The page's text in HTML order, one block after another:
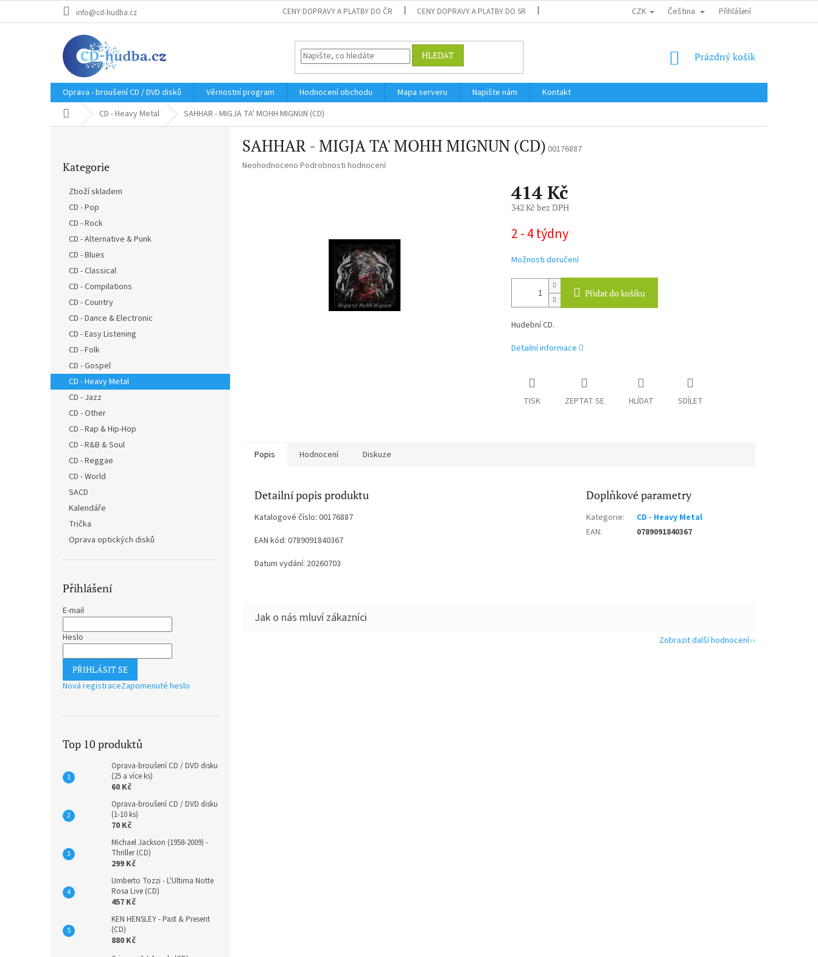
info@cd-hudba.cz CENY DOPRAVY A PLATBY DO ČR CENY DOPRAVY A PLATBY DO SR DOPRAVA DO EU / INTERNATIONAL SHIPPING OBCHODNÍ PODMÍNKY
CZK Čeština Přihlášení
HLEDAT
NÁKUPNÍ
Prázdný košík
Oprava - broušení CD / DVD disků Věrnostní program Hodnocení obchodu Mapa serveru Napište nám
Kontakt
Domů CD - Heavy Metal SAHHAR - MIGJA TA' MOHH MIGNUN (CD)
kategorie
Kategorie
Zboží skladem
CD - Pop
CD - Rock
CD - Alternative & Punk
CD - Blues
CD - Classical
CD - Compilations
CD - Country
CD - Dance & Electronic
CD - Easy Listening
CD - Folk
CD - Gospel
CD - Heavy Metal
CD - Jazz
CD - Other
CD - Rap & Hip-Hop
CD - R&B & Soul
CD - Reggae
CD - World
SACD
Kalendáře
Trička
Oprava optických disků
Přihlášení
E-mail
Heslo
PŘIHLÁSIT SE
Nová registraceZapomenuté heslo
Top 10 produktů
Oprava-broušení CD / DVD disku
(25 a více ks)
60 Kč
Oprava-broušení CD / DVD disku
(1-10 ks)
70 Kč
Michael Jackson (1958-2009) -
Thriller (CD)
299 Kč
Umberto Tozzi - L'Ultima Notte
Rosa Live (CD)
457 Kč
KEN HENSLEY - Past & Present
(CD)
880 Kč
SAHHAR - MIGJA TA' MOHH MIGNUN (CD) 00176887
Průměrné
Neohodnoceno Podrobnosti hodnocení
414 Kč
342 Kč bez DPH
cena:
2 - 4 týdny
Možnosti doručení
Přidat do košíku
Hudební CD.
Detailní informace
TISK ZEPTAT SE HLÍDAT SDÍLET
Popis Hodnocení Diskuze
Detailní popis produktu
Katalogové číslo: 00176887
EAN kód: 0789091840367
Datum vydání: 20260703
Doplňkové parametry
Kategorie:
CD - Heavy Metal
EAN: 0789091840367
Zobrazit další hodnocení